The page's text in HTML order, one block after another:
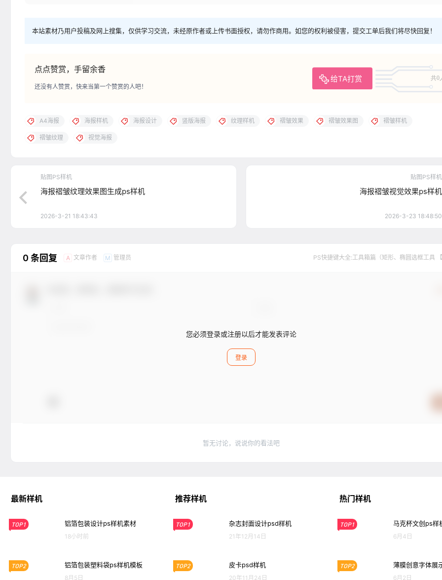
本站素材乃用户投稿及网上搜集，仅供学习交流，未经原作者或上传书面授权，请勿作商用。如您的权利被侵害，提交工单后我们将尽快回复！
点点赞赏，手留余香
给TA打赏 共0
还没有人赞赏，快来当第一个赞赏的人吧！
A4海报 海报样机 海报设计 竖版海报 纹理样机 褶皱效果 褶皱效果图 褶皱样机
褶皱纹理 视觉海报
贴图PS样机
海报褶皱纹理效果图生成ps样机
2026-3-21 18:43:43
贴图PS样机
海报褶皱视觉效果ps样机
2026-3-23 18:48:50
0 条回复 A 文章作者 M 管理员 PS快捷键大全:工具箱篇（矩形、椭圆选框工具
您必须登录或注册以后才能发表评论
登录
暂无讨论，说说你的看法吧
最新样机
TOP1 铝箔包装设计ps样机素材
18小时前
TOP2 铝箔包装塑料袋ps样机模板
8月5日
推荐样机
TOP1 杂志封面设计psd样机
21年12月14日
TOP2 皮卡psd样机
20年11月24日
热门样机
TOP1 马克杯文创ps样
6月4日
TOP2 薄膜创意字体展
6月2日